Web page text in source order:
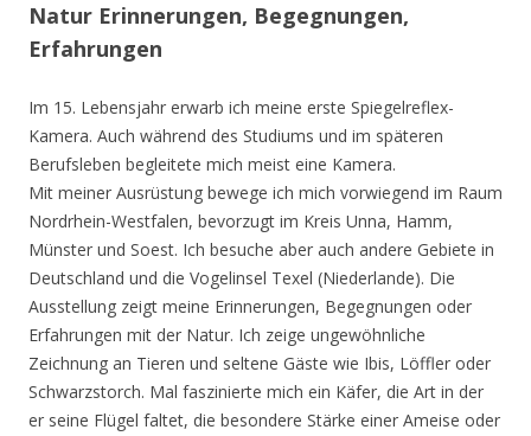
Natur Erinnerungen, Begegnungen,
Erfahrungen
Im 15. Lebensjahr erwarb ich meine erste Spiegelreflex-
Kamera. Auch während des Studiums und im späteren
Berufsleben begleitete mich meist eine Kamera.
Mit meiner Ausrüstung bewege ich mich vorwiegend im Raum
Nordrhein-Westfalen, bevorzugt im Kreis Unna, Hamm,
Münster und Soest. Ich besuche aber auch andere Gebiete in
Deutschland und die Vogelinsel Texel (Niederlande). Die
Ausstellung zeigt meine Erinnerungen, Begegnungen oder
Erfahrungen mit der Natur. Ich zeige ungewöhnliche
Zeichnung an Tieren und seltene Gäste wie Ibis, Löffler oder
Schwarzstorch. Mal faszinierte mich ein Käfer, die Art in der
er seine Flügel faltet, die besondere Stärke einer Ameise oder